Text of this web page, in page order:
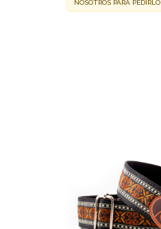
NOSOTROS PARA PEDIRLO